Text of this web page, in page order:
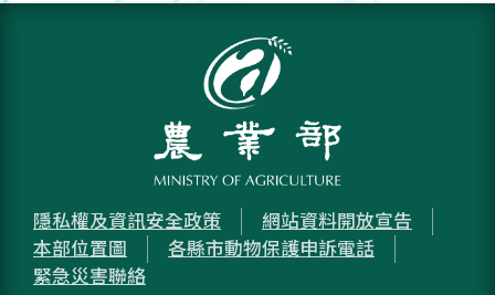
隱私權及資訊安全政策
網站資料開放宣告
本部位置圖
各縣市動物保護申訴電話
緊急災害聯絡